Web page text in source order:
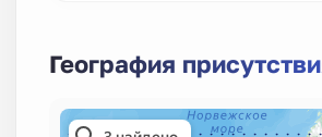
География